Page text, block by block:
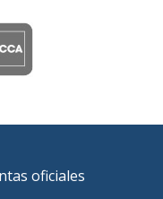
oficiales